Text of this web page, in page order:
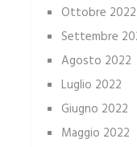
Ottobre 2022
Settembre
Agosto 2022
Luglio 2022
Giugno 2022
Maggio 2022